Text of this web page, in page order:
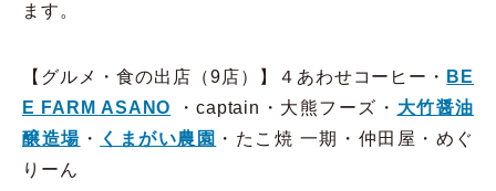
ます。
【グルメ・食の出店（9店）】４あわせコーヒー・ BE
E FARM ASANO ・captain・大熊フーズ・ 大竹醤油
醸造場 ・ くまがい農園 ・たこ焼 一期・仲田屋・めぐ
りーん